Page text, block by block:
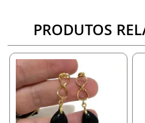
PRODUTOS